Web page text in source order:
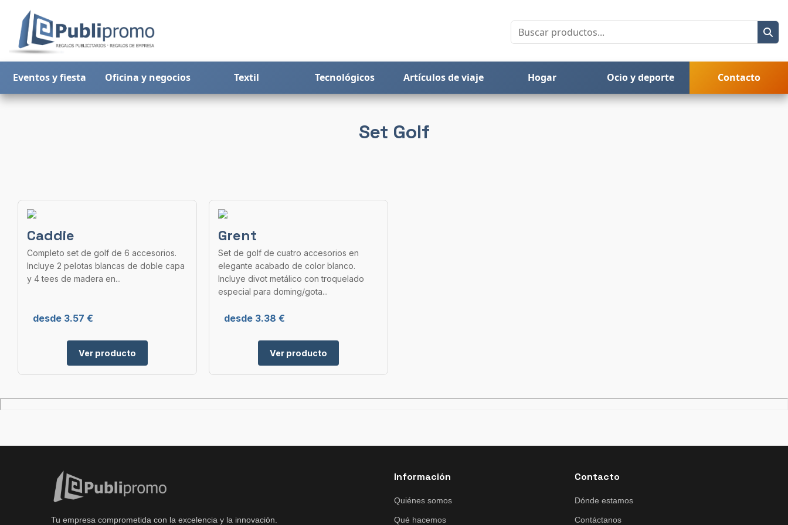
Eventos y fiesta Oficina y negocios Textil Tecnológicos Artículos de viaje Hogar Ocio y deporte Contacto
Set Golf
Caddie
Completo set de golf de 6 accesorios.
Incluye 2 pelotas blancas de doble capa
y 4 tees de madera en...
desde 3.57 €
Ver producto
Grent
Set de golf de cuatro accesorios en
elegante acabado de color blanco.
Incluye divot metálico con troquelado
especial para doming/gota...
desde 3.38 €
Ver producto
Tu empresa comprometida con la excelencia y la innovación.
Información
Quiénes somos
Qué hacemos
Contacto
Dónde estamos
Contáctanos